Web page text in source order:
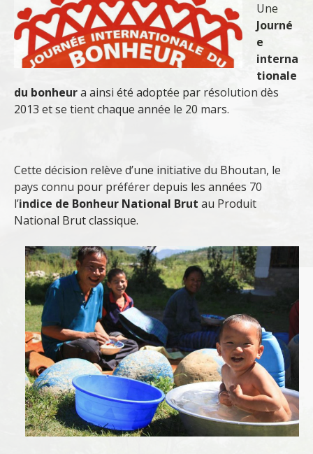
Une
Journé
e
interna
tionale
du bonheura ainsi été adoptée par résolution dès
2013 et se tient chaque année le 20 mars.
Cette décision relève d’une initiative du Bhoutan, le
pays connu pour préférer depuis les années 70
l’indice de Bonheur National Brut au Produit
National Brut classique.